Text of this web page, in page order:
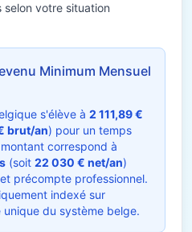
votre situation
Minimum Mensuel
s'élève à 2 111,89 €
brut/an) pour un temps
correspond à
(soit 22 030 € net/an)
précompte professionnel.
indexé sur
du système belge.